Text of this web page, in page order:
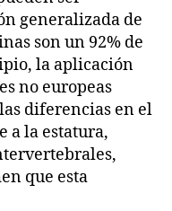
generalizada de
son un 92% de
la aplicación
no europeas
diferencias en el
a la estatura,
que esta